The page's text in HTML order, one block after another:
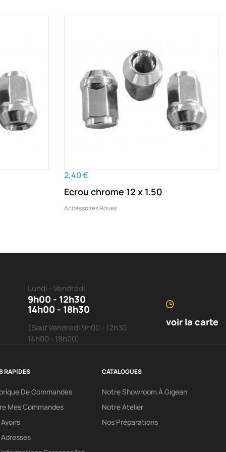
2,40 €
Ecrou chrome 12 x 1.50
Accessoires Roues
Lundi - Vendredi
9h00 - 12h30
14h00 - 18h30
(Sauf Vendredi 9h00 - 12h30
14h00 - 18h00)
voir la carte
RAPIDES
De Commandes
Mes Commandes
CATALOGUES
Notre Showroom À Gigean
Notre Atelier
Nos Préparations